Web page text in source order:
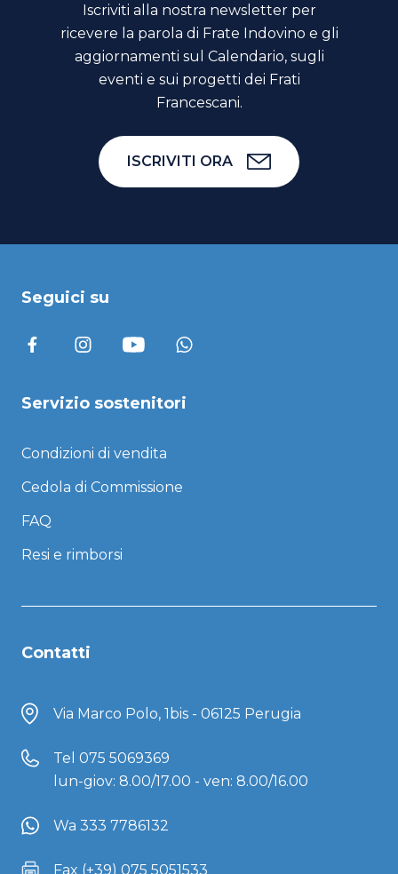
Iscriviti alla nostra newsletter per
ricevere la parola di Frate Indovino e gli
aggiornamenti sul Calendario, sugli
eventi e sui progetti dei Frati
Francescani.
ISCRIVITI ORA
Seguici su
Servizio sostenitori
Condizioni di vendita
Cedola di Commissione
FAQ
Resi e rimborsi
Contatti
Via Marco Polo, 1bis - 06125 Perugia
Tel 075 5069369
lun-giov: 8.00/17.00 - ven: 8.00/16.00
Wa 333 7786132
Fax (+39) 075 5051533